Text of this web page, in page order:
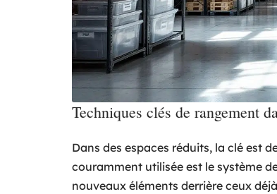
Techniques clés de rangement
Dans des espaces réduits, la clé est
couramment utilisée est le système
nouveaux éléments derrière ceux